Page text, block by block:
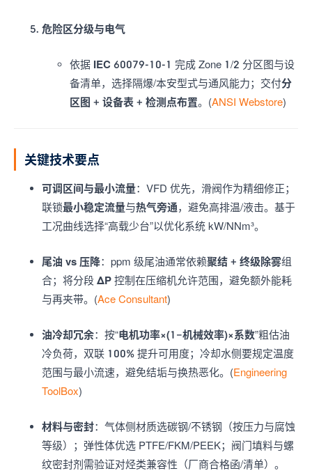
危险区分级与电气
依据 IEC 60079-10-1 完成 Zone 1/2 分区图与设
备清单，选择隔爆/本安型式与通风能力；交付分
区图 + 设备表 + 检测点布置。(ANSI Webstore)
关键技术要点
可调区间与最小流量：VFD 优先，滑阀作为精细修正；
联锁最小稳定流量与热气旁通，避免高排温/液击。基于
工况曲线选择“高载少台”以优化系统 kW/NNm³。
尾油 vs 压降：ppm 级尾油通常依赖聚结 + 终级除雾组
合；将分段 ΔP 控制在压缩机允许范围，避免额外能耗
与再夹带。(Ace Consultant)
油冷却冗余：按“电机功率×(1−机械效率)×系数”粗估油
冷负荷，双联 100% 提升可用度；冷却水侧要规定温度
范围与最小流速，避免结垢与换热恶化。(Engineering
ToolBox)
材料与密封：气体侧材质选碳钢/不锈钢（按压力与腐蚀
等级）；弹性体优选 PTFE/FKM/PEEK；阀门填料与螺
纹密封剂需验证对烃类兼容性（厂商合格函/清单）。